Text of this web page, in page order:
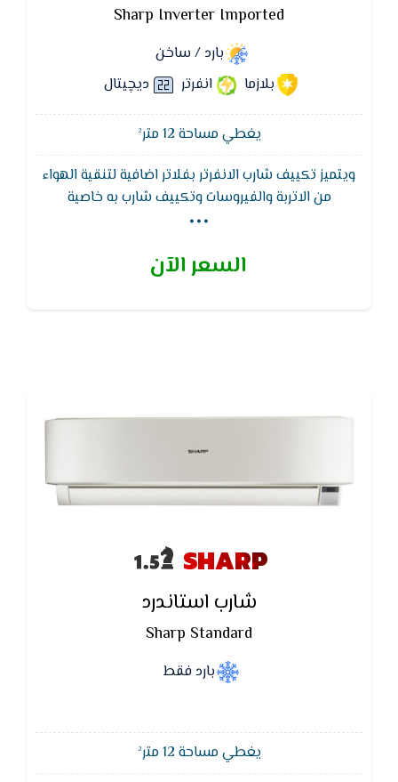
Sharp Inverter Imported
بارد / ساخن
بلازما
انفرتر ديچيتال
يغطي مساحة 12 متر²
ويتميز تكييف شارب الانفرتر بفلاتر اضافية لتنقية الهواء
من الاتربة والفيروسات وتكييف شارب به خاصية
الاستشعار عن بعد وتلك الخاصية هي التي تقدم لكم
حرارة معينة للغرف لذلك فالدرجات المرتفعة عنها أو الأقل
...
السعر الآن
SHARP
شارب استاندرد
Sharp Standard
بارد فقط
يغطي مساحة 12 متر²